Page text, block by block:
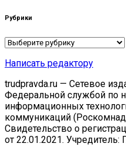
Рубрики
Рубрики
Написать редактору
trudpravda.ru — Сетевое
Федеральной службой по
информационных
коммуникаций
Свидетельство о
от 22.01.2021.